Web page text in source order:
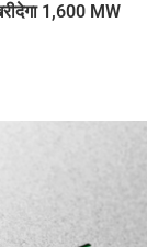
1,600 MW